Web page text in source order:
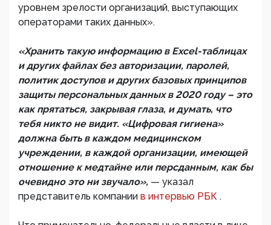
уровнем зрелости организаций, выступающих
операторами таких данных».
«Хранить такую информацию в Exсel-таблицах
и других файлах без авторизации, паролей,
политик доступов и других базовых принципов
защиты персональных данных в 2020 году – это
как прятаться, закрывая глаза, и думать, что
тебя никто не видит. «Цифровая гигиена»
должна быть в каждом медицинском
учреждении, в каждой организации, имеющей
отношение к медтайне или персданным, как бы
очевидно это ни звучало», — указал
представитель компании в интервью РБК .